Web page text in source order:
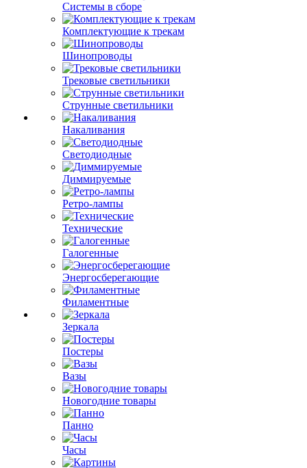
Системы в сборе
Комплектующие к трекам
Шинопроводы
Трековые светильники
Струнные светильники
Накаливания
Светодиодные
Диммируемые
Ретро-лампы
Технические
Галогенные
Энергосберегающие
Филаментные
Зеркала
Постеры
Вазы
Новогодние товары
Панно
Часы